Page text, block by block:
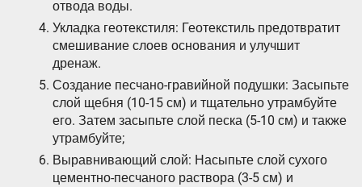
отвода воды.
Укладка геотекстиля: Геотекстиль предотвратит
смешивание слоев основания и улучшит
дренаж.
Создание песчано-гравийной подушки: Засыпьте
слой щебня (10-15 см) и тщательно утрамбуйте
его. Затем засыпьте слой песка (5-10 см) и также
утрамбуйте;
Выравнивающий слой: Насыпьте слой сухого
цементно-песчаного раствора (3-5 см) и